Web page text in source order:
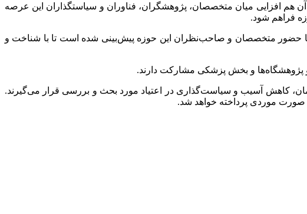
افزایی میان متخصصان، پژوهشگران، فناوران و سیاستگذاران این عرصه
فراهم شود.
حضور متخصصان و صاحب‌نظران این حوزه پیش‌بینی شده است تا با شناخت و
و پژوهشگاه‌ها و بخش پزشکی مشارکت دارند.
کاهش آسیب و سیاست‌گذاری در اعتیاد مورد بحث و بررسی قرار می‌گیرند.
صورت موردی پرداخته خواهد شد.